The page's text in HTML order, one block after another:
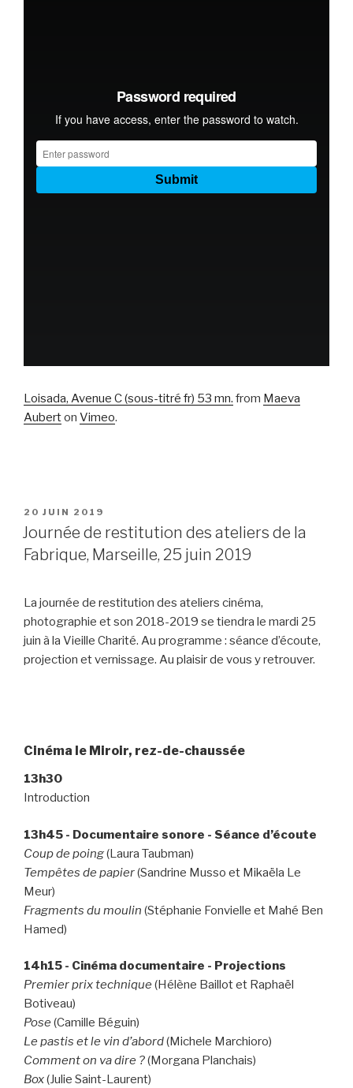
Loisada, Avenue C (sous-titré fr) 53 mn. from Maeva
Auberton Vimeo.
PUBLIÉ
LE
20 JUIN 2019
Journée de restitution des ateliers de la
Fabrique, Marseille, 25 juin 2019
La journée de restitution des ateliers cinéma,
photographie et son 2018-2019 se tiendra le mardi 25
juin à la Vieille Charité. Au programme : séance d’écoute,
projection et vernissage. Au plaisir de vous y retrouver.
Cinéma le Miroir, rez-de-chaussée
13h30
Introduction
13h45 - Documentaire sonore - Séance d’écoute
Coup de poing(Laura Taubman)
Tempêtes de papier(Sandrine Musso et Mikaëla Le
Meur)
Fragments du moulin (Stéphanie Fonvielle et Mahé Ben
Hamed)
14h15 - Cinéma documentaire - Projections
Premier prix technique (Hélène Baillot et Raphaël
Botiveau)
Pose (Camille Béguin)
Le pastis et le vin d’abord(Michele Marchioro)
Comment on va dire ?(Morgana Planchais)
Box(Julie Saint-Laurent)